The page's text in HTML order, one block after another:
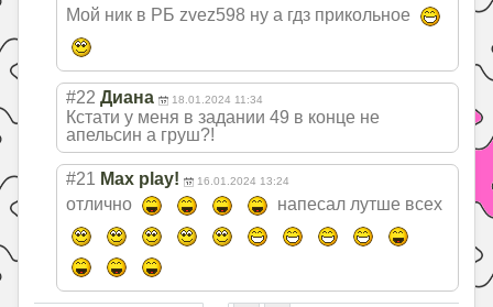
Мой ник в РБ zvez598 ну а гдз прикольное
#22 Диана 18.01.2024 11:34
Кстати у меня в задании 49 в конце не
апельсин а груш?!
#21 Max play! 16.01.2024 13:24
отлично напесал лутше всех